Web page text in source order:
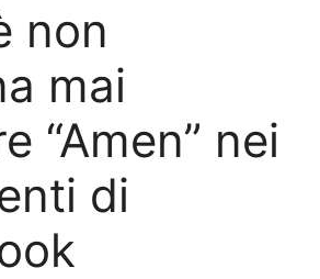
non
mai
“Amen” nei
di